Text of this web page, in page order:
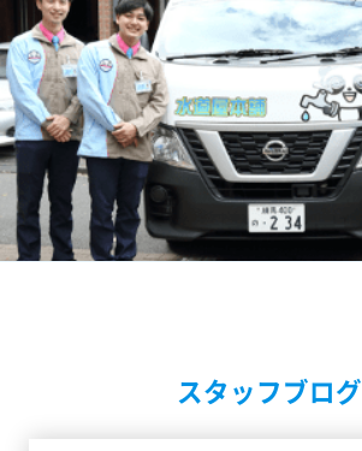
スタッフブログ